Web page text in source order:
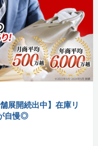
展開続出中】在庫リ
自慢◎